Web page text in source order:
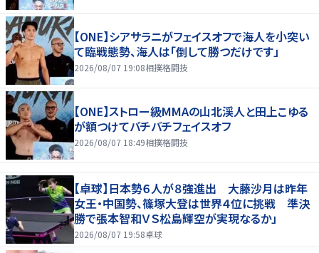
【ONE】シアサラニがフェイスオフで海人を小突い
て臨戦態勢、海人は「倒して勝つだけです」
2026/08/07 19:08相撲格闘技
【ONE】ストロー級MMAの山北渓人と田上こゆる
が額つけてバチバチフェイスオフ
2026/08/07 18:49相撲格闘技
【卓球】日本勢６人が８強進出 大藤沙月は昨年
女王・中国勢、篠塚大登は世界４位に挑戦 準決
勝で張本智和ＶＳ松島輝空が実現なるか」
2026/08/07 19:58卓球